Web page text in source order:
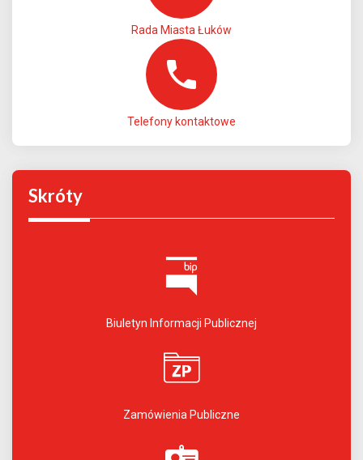
Rada Miasta Łuków
Telefony kontaktowe
Skróty
Biuletyn Informacji Publicznej
Zamówienia Publiczne